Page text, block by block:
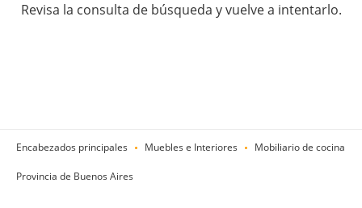
Revisa la consulta de búsqueda y vuelve a intentarlo.
Encabezados principales Muebles e Interiores Mobiliario de cocina
Provincia de Buenos Aires